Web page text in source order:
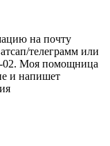
на почту
телеграмм или
02. Моя помощница
и напишет